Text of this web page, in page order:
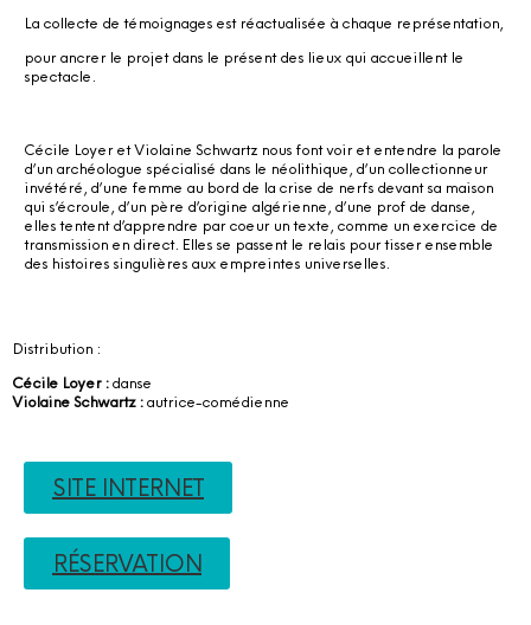
La collecte de témoignages est réactualisée à chaque représentation,
pour ancrer le projet dans le présent des lieux qui accueillent le
spectacle.
Cécile Loyer et Violaine Schwartz nous font voir et entendre la parole
d’un archéologue spécialisé dans le néolithique, d’un collectionneur
invétéré, d’une femme au bord de la crise de nerfs devant sa maison
qui s’écroule, d’un père d’origine algérienne, d’une prof de danse,
elles tentent d’apprendre par coeur un texte, comme un exercice de
transmission en direct. Elles se passent le relais pour tisser ensemble
des histoires singulières aux empreintes universelles.
Distribution :
Cécile Loyer :danse
Violaine Schwartz :autrice-comédienne
SITE INTERNET
RÉSERVATION